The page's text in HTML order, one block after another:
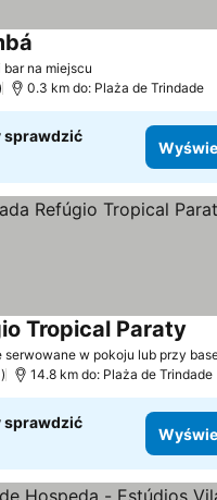
bar na miejscu
0.3 km do: Plaża de Trindade
sprawdzić
serwowane w pokoju lub przy
Tropical Paraty
14.8 km do: Plaża de Trindade
sprawdzić